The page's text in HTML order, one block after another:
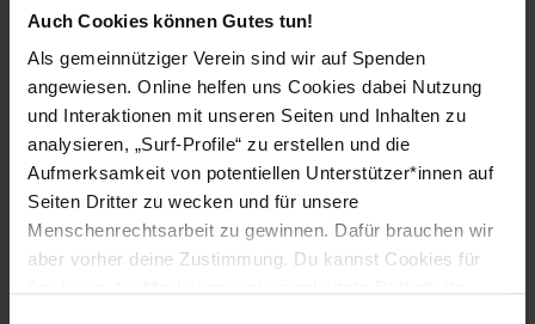
Auch Cookies können Gutes tun!
Als gemeinnütziger Verein sind wir auf Spenden
angewiesen. Online helfen uns Cookies dabei Nutzung
und Interaktionen mit unseren Seiten und Inhalten zu
analysieren, „Surf-Profile“ zu erstellen und die
Aufmerksamkeit von potentiellen Unterstützer*innen auf
Seiten Dritter zu wecken und für unsere
Menschenrechtsarbeit zu gewinnen. Dafür brauchen wir
aber vorher deine Zustimmung. Du kannst Cookies für
Gerichtsverfahren in vollem Umfang achten und nicht
auf die Todesstrafe zurückgreifen.
[APPELLE AN]
STAATSANWALT
Hesham Mohamed Zaki Barakat
Office of the Public Prosecutor
Supreme Court House, 1 "26 July" Road
Cairo